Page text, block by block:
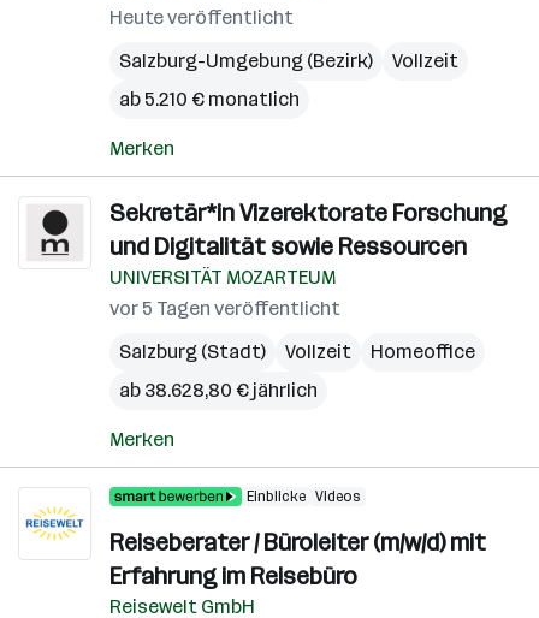
Heute veröffentlicht
Salzburg-Umgebung (Bezirk)
Vollzeit
ab 5.210 € monatlich
Merken
Sekretär*in Vizerektorate Forschung
und Digitalität sowie Ressourcen
UNIVERSITÄT MOZARTEUM
vor 5 Tagen veröffentlicht
Salzburg (Stadt)
Vollzeit
Homeoffice
ab 38.628,80 € jährlich
Merken
Einblicke Videos
Reiseberater / Büroleiter (m/w/d) mit
Erfahrung im Reisebüro
Reisewelt GmbH